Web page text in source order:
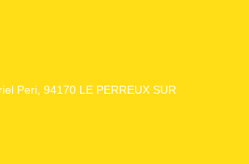
Peri, 94170 LE PERREUX SUR